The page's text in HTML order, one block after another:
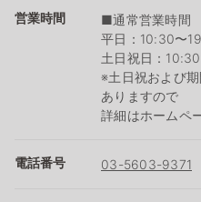
営業時間
■通常営業時間
平日：10:30〜
土日祝日：
※土日祝および
ありますので
詳細はホームペ
電話番号 03-5603-9371